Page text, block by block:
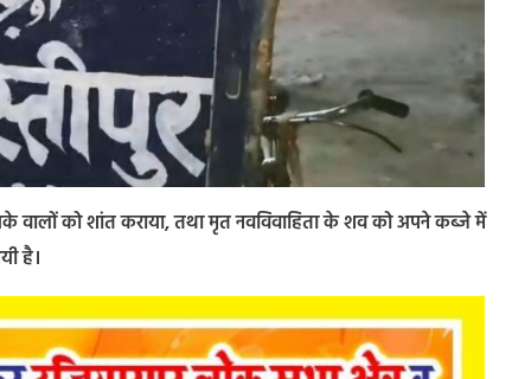
वालों को शांत कराया, तथा मृत नवविवाहिता के शव को अपने कब्जे में
है।